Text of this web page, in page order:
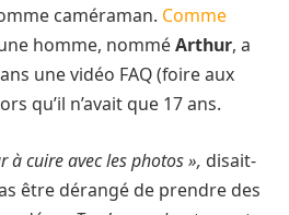
caméraman. Comme
homme, nomméArthur, a
une vidéo FAQ (foire aux
qu’il n’avait que 17 ans.
à cuire avec les photos », disait-
être dérangé de prendre des